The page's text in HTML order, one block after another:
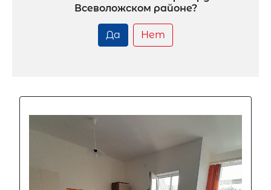
Всеволожском районе?
Да Нет